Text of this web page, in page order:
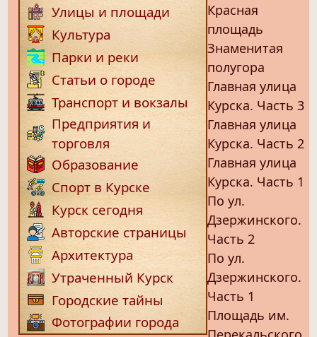
Улицы и площади
Культура
Парки и реки
Статьи о городе
Транспорт и вокзалы
Предприятия и
торговля
Образование
Спорт в Курске
Курск сегодня
Авторские страницы
Архитектура
Утраченный Курск
Городские тайны
Фотографии города
Красная
площадь
Знаменитая
полугора
Главная улица
Курска. Часть 3
Главная улица
Курска. Часть 2
Главная улица
Курска. Часть 1
По ул.
Дзержинского.
Часть 2
По ул.
Дзержинского.
Часть 1
Площадь им.